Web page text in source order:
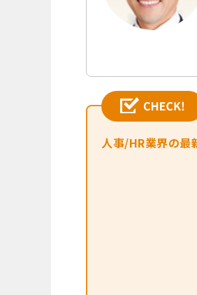
人事/HR業界の最